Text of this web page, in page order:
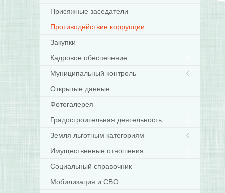
Присяжные заседатели
Противодействие коррупции
Закупки
Кадровое обеспечение
Муниципальный контроль
Открытые данные
Фотогалерея
Градостроительная деятельность
Земля льготным категориям
Имущественные отношения
Социальный справочник
Мобилизация и СВО